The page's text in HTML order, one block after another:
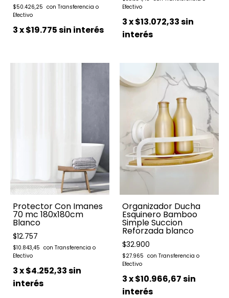
$50.426,25
3x$19.775sin interés
3x$13.072,33sin
interés
Protector Con Imanes
70 mc 180x180cm
Blanco
$12.757
$10.843,45
3x$4.252,33sin
interés
Organizador Ducha
Esquinero Bamboo
Simple Succion
Reforzada blanco
$32.900
$27.965
3x$10.966,67sin
interés